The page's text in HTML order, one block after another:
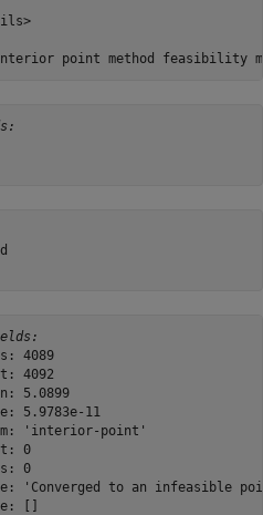
4089
4092
5.0899
5.9783e-11
'interior-point'
0
0
'Converged to an infeasible
[]